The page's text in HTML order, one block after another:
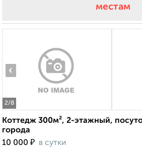
местам
2/8
‹
Коттедж 300м², 2-этажный,
города
10 000 ₽ в сутки